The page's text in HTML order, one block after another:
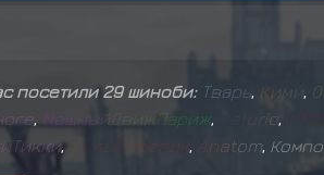
посетили 29 шиноби: Тварь Ким О
оге Мощны й ж Париж, urio S
иТикки, рапик, Anatom